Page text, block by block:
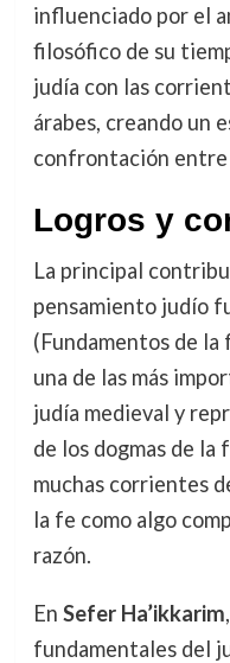
influenciado por el
filosófico de su
judía con las
árabes, creando un
confrontación entre
Logros y
La principal
pensamiento judío
(Fundamentos de la
una de las más
judía medieval y
de los dogmas de la
muchas corrientes
la fe como algo
razón.
En Sefer Ha’ikkarim
fundamentales del